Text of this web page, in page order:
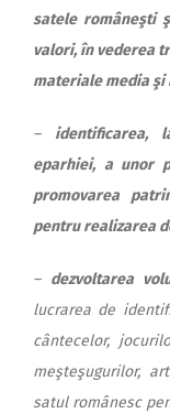
satele româneşti
valori, în vederea
materiale media şi
– identificarea,
eparhiei, a unor
promovarea
pentru realizarea
– dezvoltarea
lucrarea de
cântecelor,
meşteşugurilor,
satul românesc